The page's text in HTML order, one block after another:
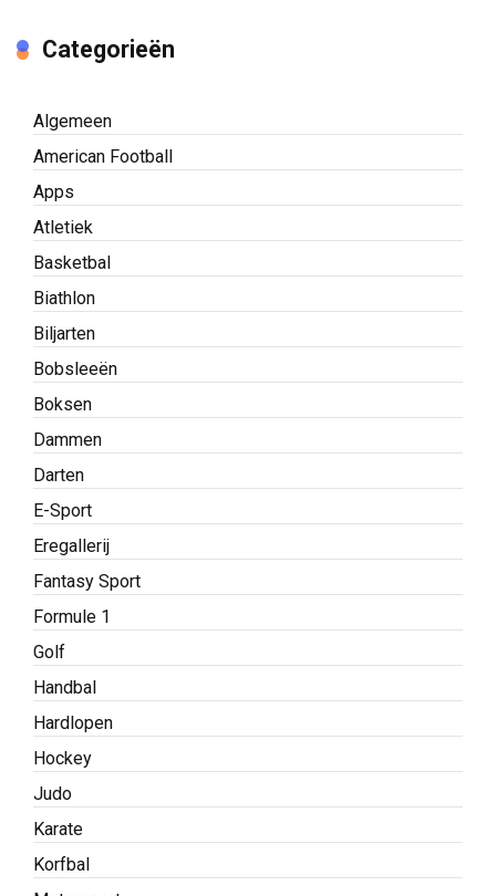
Categorieën
Algemeen
American Football
Apps
Atletiek
Basketbal
Biathlon
Biljarten
Bobsleeën
Boksen
Dammen
Darten
E-Sport
Eregallerij
Fantasy Sport
Formule 1
Golf
Handbal
Hardlopen
Hockey
Judo
Karate
Korfbal